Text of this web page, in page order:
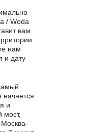
/ Woda
вам
нам
и дату
и
мост,